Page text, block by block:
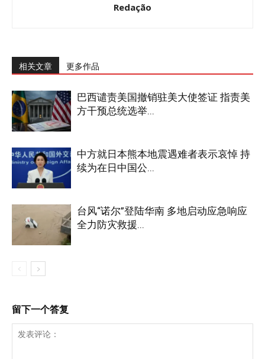
Redação
相关文章 更多作品
巴西谴责美国撤销驻美大使签证 指责美
方干预总统选举...
中方就日本熊本地震遇难者表示哀悼 持
续为在日中国公...
台风“诺尔”登陆华南 多地启动应急响应
全力防灾救援...
留下一个答复